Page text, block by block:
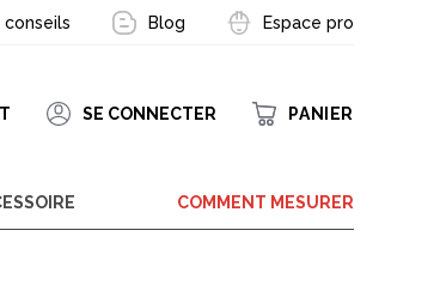
conseils Blog Espace pro
SE CONNECTER PANIER
COMMENT MESURER